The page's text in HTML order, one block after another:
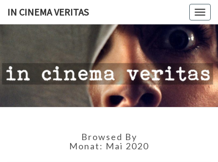
IN CINEMA VERITAS
IN
CINEMA
VERITAS
Browsed By
Monat: Mai 2020